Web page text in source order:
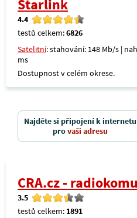
Starlink
4.4
testů celkem:6826
Satelitní: stahování: 148 Mb/s |
ms
Dostupnost v celém okrese.
Najděte si připojení k internetu
provaši adresu
CRA.cz -
3.5
testů celkem: 1891